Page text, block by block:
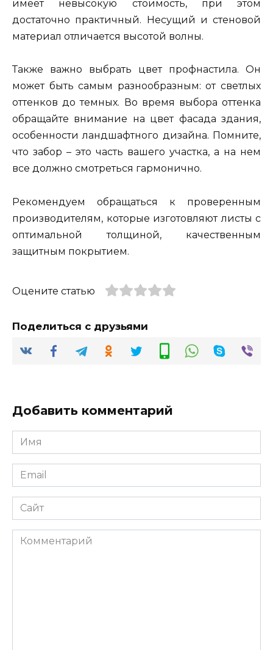
имеет невысокую стоимость, при этом
достаточно практичный. Несущий и стеновой
материал отличается высотой волны.
Также важно выбрать цвет профнастила. Он
может быть самым разнообразным: от светлых
оттенков до темных. Во время выбора оттенка
обращайте внимание на цвет фасада здания,
особенности ландшафтного дизайна. Помните,
что забор – это часть вашего участка, а на нем
все должно смотреться гармонично.
Рекомендуем обращаться к проверенным
производителям, которые изготовляют листы с
оптимальной толщиной, качественным
защитным покрытием.
Оцените статью
Поделиться с друзьями
Добавить комментарий
Имя
*
Email
*
Сайт
Комментарий